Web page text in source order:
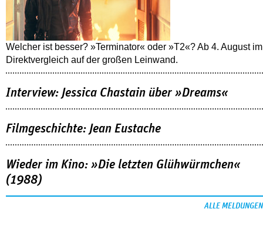
Welcher ist besser? »Terminator« oder »T2«? Ab 4. August im
Direktvergleich auf der großen Leinwand.
Interview: Jessica Chastain über »Dreams«
Filmgeschichte: Jean Eustache
Wieder im Kino: »Die letzten Glühwürmchen«
(1988)
ALLE MELDUNGEN